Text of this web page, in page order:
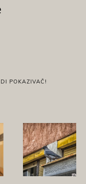
POKAZIVAČ!